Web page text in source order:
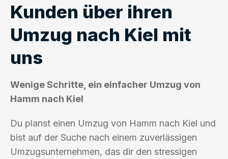
Kunden über ihren
Umzug nach Kiel mit
uns
Wenige Schritte, ein einfacher Umzug von
Hamm nach Kiel
Du planst einen Umzug von Hamm nach Kiel und
bist auf der Suche nach einem zuverlässigen
Umzugsunternehmen, das dir den stressigen